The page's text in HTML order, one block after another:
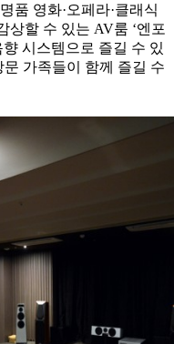
품 영화·오페라·클래식
상할 수 있는 AV룸 ‘엔포
시스템으로 즐길 수 있
문 가족들이 함께 즐길 수